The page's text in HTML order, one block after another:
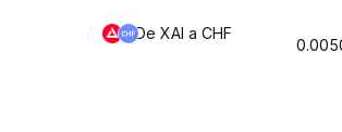
De XAI a CHF